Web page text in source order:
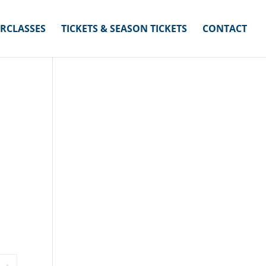
TICKETS & SEASON TICKETS CONTACT